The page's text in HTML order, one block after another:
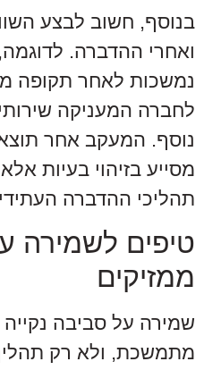
בנוסף, חשוב לבצע
ואחרי ההדברה.
נמשכות לאחר תקופה
לחברה המעניקה
נוסף. המעקב אחר
מסייע בזיהוי בעיות
תהליכי ההדברה
טיפים לשמירה
ממזיקים
שמירה על סביבה
מתמשכת, ולא רק